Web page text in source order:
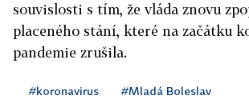
souvislosti s tím, že vláda znovu
placeného stání, které na začátku
pandemie zrušila.
#koronavirus #Mladá Boleslav